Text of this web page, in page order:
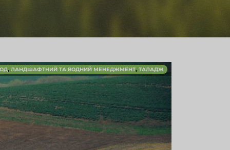
,ЛАНДШАФТНИЙ ТА ВОДНИЙ МЕНЕДЖМЕНТ,ТАЛАДЖ